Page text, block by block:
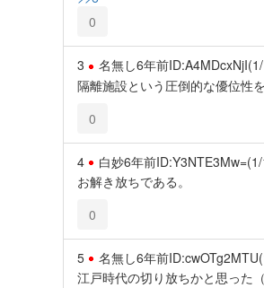
0
3 名無し6年前
隔離施設という圧倒的な優位性
0
4 白妙6年前
お解き放ちである。
0
5 名無し6年前
江戸時代の切り放ちかと思った